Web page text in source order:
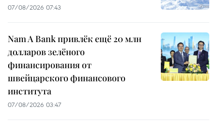
07/08/2026 07:43
Nam A Bank привлёк ещё 20 млн
долларов зелёного
финансирования от
швейцарского финансового
института
07/08/2026 03:47